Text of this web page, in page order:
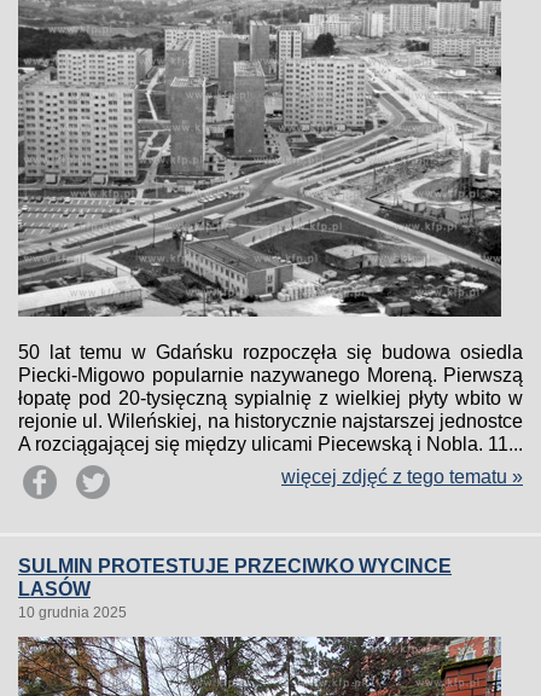
50 lat temu w Gdańsku rozpoczęła się budowa osiedla
Piecki-Migowo popularnie nazywanego Moreną. Pierwszą
łopatę pod 20-tysięczną sypialnię z wielkiej płyty wbito w
rejonie ul. Wileńskiej, na historycznie najstarszej jednostce
A rozciągającej się między ulicami Piecewską i Nobla. 11...
więcej zdjęć z tego tematu »
SULMIN PROTESTUJE PRZECIWKO WYCINCE
LASÓW
10 grudnia 2025